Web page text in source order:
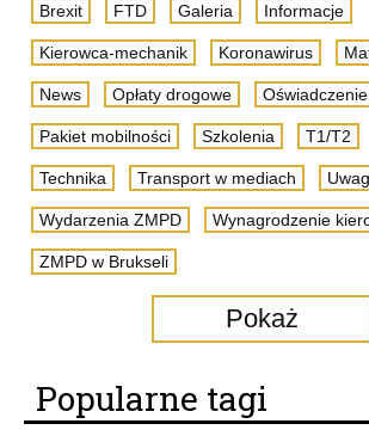
Brexit FTD Galeria Informacje
Kierowca-mechanik Koronawirus
News Opłaty drogowe Oświadczenie
Pakiet mobilności Szkolenia T1/T2
Technika Transport w mediach
Wydarzenia ZMPD Wynagrodzenie
ZMPD w Brukseli
Pokaż
Popularne tagi